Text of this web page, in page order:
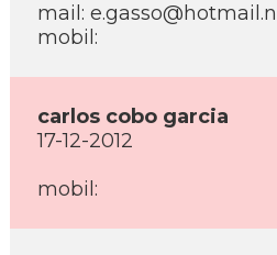
mail: e.gasso@hotmail.nl
mobil:
carlos cobo garcia
17-12-2012
mobil: